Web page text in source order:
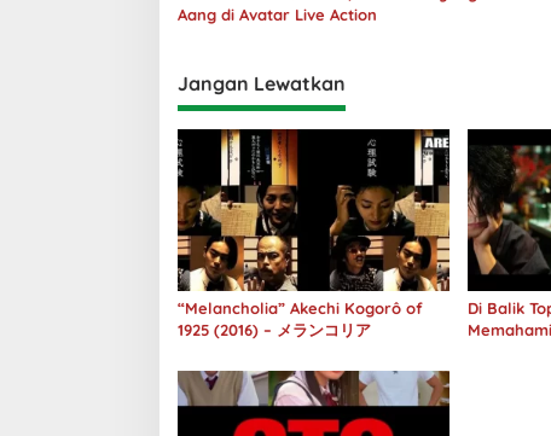
Aang di Avatar Live Action
Jangan Lewatkan
“Melancholia” Akechi Kogorô of
1925 (2016) – メランコリア
Di Balik